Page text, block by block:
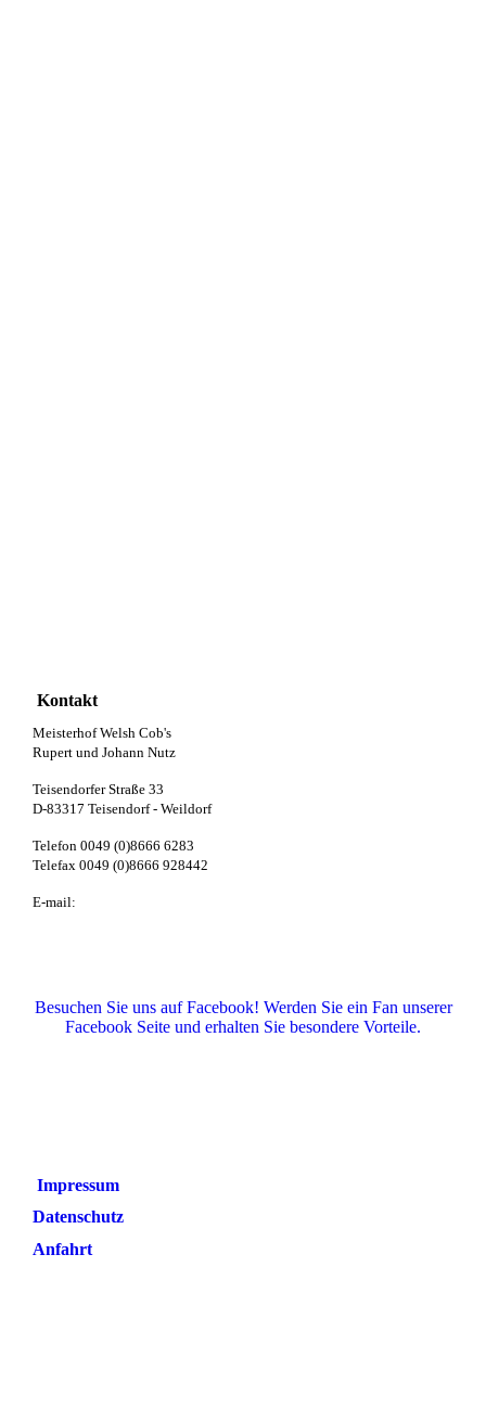
Kontakt
Meisterhof Welsh Cob's
Rupert und Johann Nutz
Teisendorfer Straße 33
D-83317 Teisendorf - Weildorf
Telefon 0049 (0)8666 6283
Telefax 0049 (0)8666 928442
E-mail:
Besuchen Sie uns auf Facebook! Werden Sie ein Fan unserer
Facebook Seite und erhalten Sie besondere Vorteile.
Impressum
Datenschutz
Anfahrt